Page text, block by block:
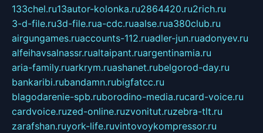
133chel.ru13autor-kolonka.ru2864420.ru2rich.ru
3-d-file.ru3d-file.rua-cdc.ruaalse.rua380club.ru
airgungames.ruaccounts-112.ruadler-jun.ruadonyev.ru
alfeihavsalnassr.rualtaipant.ruargentinamia.ru
aria-family.ruarkrym.ruashanet.rubelgorod-day.ru
bankaribi.rubandamn.rubigfatcc.ru
blagodarenie-spb.ruborodino-media.rucard-voice.ru
cardvoice.ruzed-online.ruzvonitut.ruzebra-tlt.ru
zarafshan.ruyork-life.ruvintovoykompressor.ru